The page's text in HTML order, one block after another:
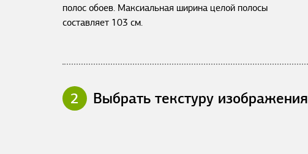
полос обоев. Максиальная ширина целой полосы
составляет 103 см.
2 Выбрать текстуру изображения